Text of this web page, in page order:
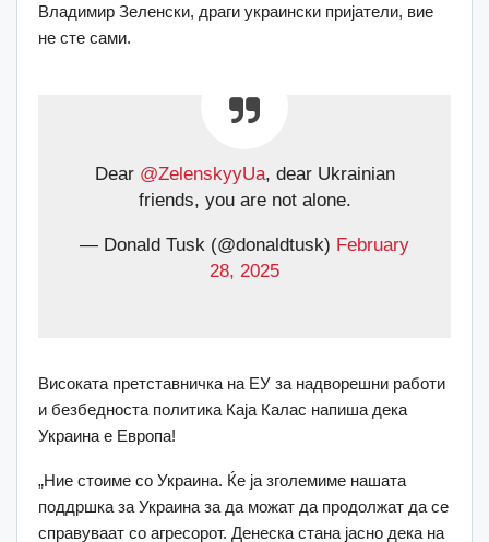
Владимир Зеленски, драги украински пријатели, вие
не сте сами.
Dear @ZelenskyyUa, dear Ukrainian
friends, you are not alone.
— Donald Tusk (@donaldtusk) February
28, 2025
Високата претставничка на ЕУ за надворешни работи
и безбедноста политика Каја Калас напиша дека
Украина е Европа!
„Ние стоиме со Украина. Ќе ја зголемиме нашата
поддршка за Украина за да можат да продолжат да се
справуваат со агресорот. Денеска стана јасно дека на